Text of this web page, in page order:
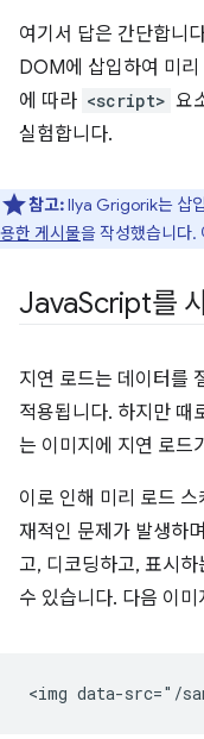
여기서 답은 간단합니
DOM에 삽입하여 미
에 따라 <script> 요
실험합니다.
참고:Ilya Grigorik는 삽
용한 게시물을 작성했습니다.
JavaScript를
지연 로드는 데이터를
적용됩니다. 하지만 때
는 이미지에 지연 로드
이로 인해 미리 로드
재적인 문제가 발생하
고, 디코딩하고, 표시
수 있습니다. 다음 이